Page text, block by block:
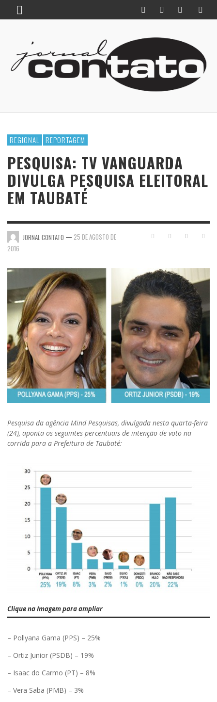
REGIONAL REPORTAGEM
PESQUISA: TV VANGUARDA
DIVULGA PESQUISA ELEITORAL
EM TAUBATÉ
JORNAL CONTATO — 25 DE AGOSTO DE
2016
Pesquisa da agência Mind Pesquisas, divulgada nesta quarta-feira
(24), aponta os seguintes percentuais de intenção de voto na
corrida para a Prefeitura de Taubaté:
Clique na Imagem para ampliar
– Pollyana Gama (PPS) – 25%
– Ortiz Junior (PSDB) – 19%
– Isaac do Carmo (PT) – 8%
– Vera Saba (PMB) – 3%